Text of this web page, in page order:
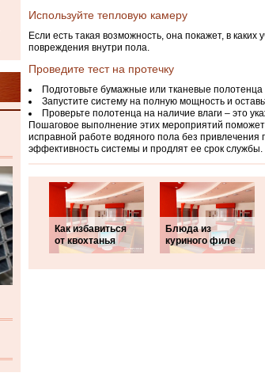
Используйте тепловую камеру
Если есть такая возможность, она покажет, в каких
повреждения внутри пола.
Проведите тест на протечку
Подготовьте бумажные или тканевые
Запустите систему на полную мощность и
Проверьте полотенца на наличие влаги – это
Пошаговое выполнение этих мероприятий
исправной работе водяного пола без
эффективность системы и продлят ее срок службы.
Как избавиться
от квохтанья
Блюда из
куриного филе